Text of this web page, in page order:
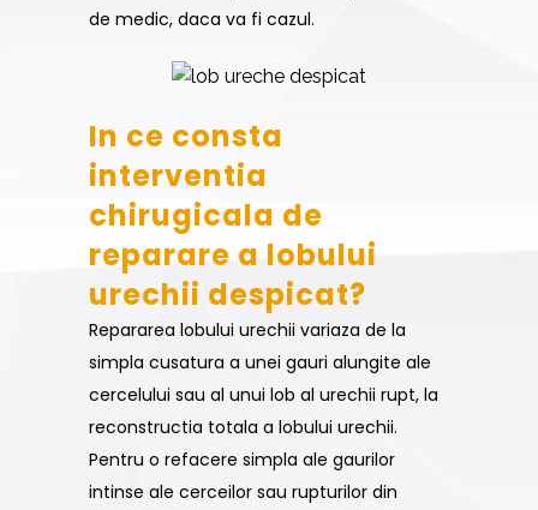
de medic, daca va fi cazul.
In ce consta
interventia
chirugicala de
reparare a lobului
urechii despicat?
Repararea lobului urechii variaza de la
simpla cusatura a unei gauri alungite ale
cercelului sau al unui lob al urechii rupt, la
reconstructia totala a lobului urechii.
Pentru o refacere simpla ale gaurilor
intinse ale cerceilor sau rupturilor din